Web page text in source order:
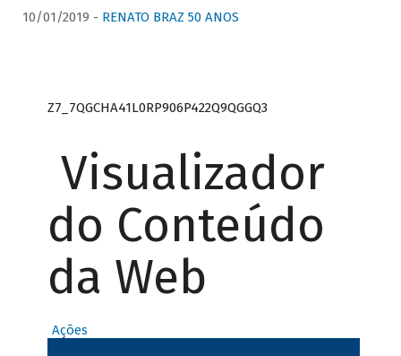
10/01/2019 - RENATO BRAZ 50 ANOS
Z7_7QGCHA41L0RP906P422Q9QGGQ3
Visualizador
do Conteúdo
da Web
Ações